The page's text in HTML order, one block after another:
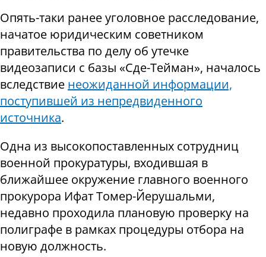
Опять-таки ранее уголовное расследование,
начатое юридическим советником
правительства по делу об утечке
видеозаписи с базы «Сде-Тейман», началось
вследствие неожиданной информации,
поступившей из непредвиденного
источника.
Одна из высокопоставленных сотрудниц
военной прокуратуры, входившая в
ближайшее окружение главного военного
прокурора Ифат Томер-Йерушальми,
недавно проходила плановую проверку на
полиграфе в рамках процедуры отбора на
новую должность.